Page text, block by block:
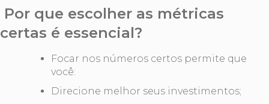
Por que escolher as métricas
certas é essencial?
Focar nos números certos permite que
você:
Direcione melhor seus investimentos;